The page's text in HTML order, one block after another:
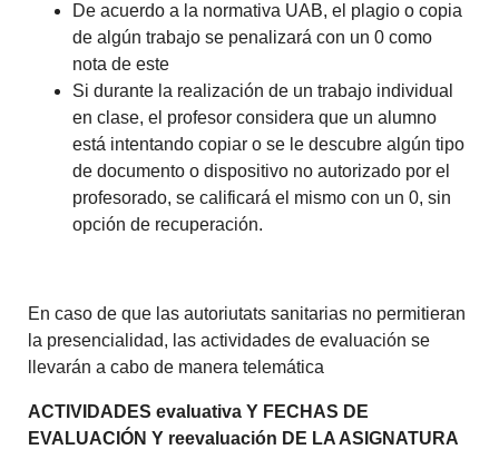
De acuerdo a la normativa UAB, el plagio o copia
de algún trabajo se penalizará con un 0 como
nota de este
Si durante la realización de un trabajo individual
en clase, el profesor considera que un alumno
está intentando copiar o se le descubre algún tipo
de documento o dispositivo no autorizado por el
profesorado, se calificará el mismo con un 0, sin
opción de recuperación.
En caso de que las autoriutats sanitarias no permitieran
la presencialidad, las actividades de evaluación se
llevarán a cabo de manera telemática
ACTIVIDADES evaluativa Y FECHAS DE
EVALUACIÓN Y reevaluación DE LA ASIGNATURA